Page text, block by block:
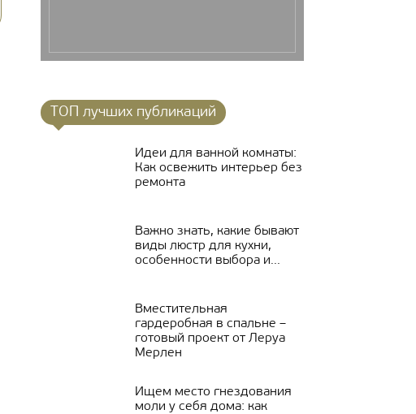
ТОП лучших публикаций
Идеи для ванной комнаты:
Как освежить интерьер без
ремонта
Важно знать, какие бывают
виды люстр для кухни,
особенности выбора и...
Вместительная
гардеробная в спальне –
готовый проект от Леруа
Мерлен
Ищем место гнездования
моли у себя дома: как